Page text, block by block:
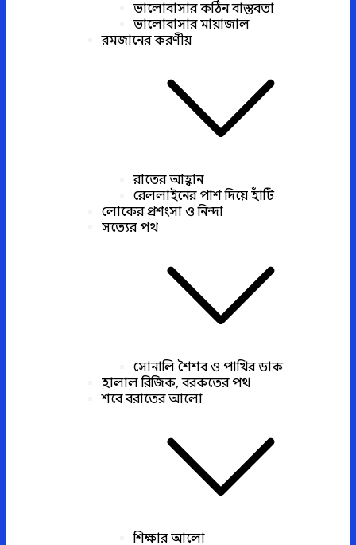
ভালোবাসার কঠিন বাস্তবতা
ভালোবাসার মায়াজাল
রমজানের করণীয়
রাতের আহ্বান
রেললাইনের পাশ দিয়ে হাঁটি
লোকের প্রশংসা ও নিন্দা
সত্যের পথ
সোনালি শৈশব ও পাখির ডাক
হালাল রিজিক, বরকতের পথ
শবে বরাতের আলো
শিক্ষার আলো